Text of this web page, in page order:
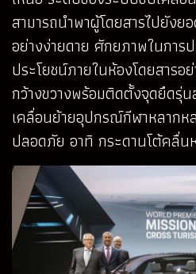
สามารถนำพาผู้โดยสารไปยัง
อย่างง่ายดาย ศักยภาพในการ
ประโยชน์ภายในห้องโดยสารอ
กว้างขวางพร้อมติดตั้งจุดยึดรุ่
เคลื่อนย้ายอุปกรณ์กีฬาหลากห
ปลอดภัย อาทิ กระดานโต้คลื่น